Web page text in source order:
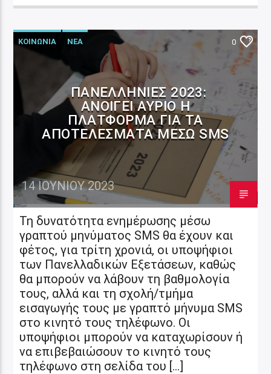
ΚΟΙΝΩΝΙΑ ΝΕΑ 0
ΠΑΝΕΛΛΉΝΙΕΣ 2023:
ΑΝΟΊΓΕΙ ΑΎΡΙΟ Η
ΠΛΑΤΦΌΡΜΑ ΓΙΑ ΤΑ
ΑΠΟΤΕΛΈΣΜΑΤΑ ΜΈΣΩ SMS
14 ΙΟΥΝΊΟΥ 2023
Τη δυνατότητα ενημέρωσης μέσω
γραπτού μηνύματος SMS θα έχουν και
φέτος, για τρίτη χρονιά, οι υποψήφιοι
των Πανελλαδικών Εξετάσεων, καθώς
θα μπορούν να λάβουν τη βαθμολογία
τους, αλλά και τη σχολή/τμήμα
εισαγωγής τους με γραπτό μήνυμα SMS
στο κινητό τους τηλέφωνο. Οι
υποψήφιοι μπορούν να καταχωρίσουν ή
να επιβεβαιώσουν το κινητό τους
τηλέφωνο στη σελίδα του […]